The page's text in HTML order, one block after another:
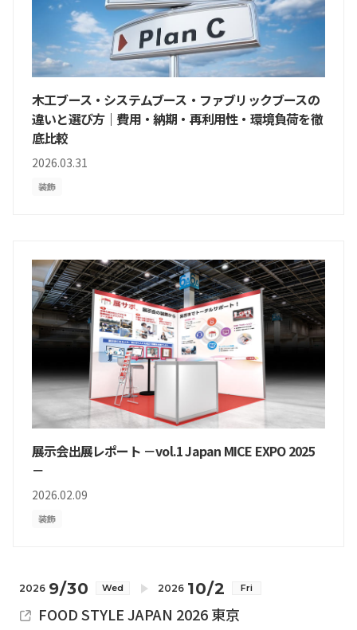
木工ブース・システムブース・ファブリックブースの
違いと選び方｜費用・納期・再利用性・環境負荷を徹
底比較
2026.03.31
装飾
展示会出展レポート －vol.1 Japan MICE EXPO 2025
－
2026.02.09
装飾
2026 9/30 Wed 2026 10/2 Fri
FOOD STYLE JAPAN 2026 東京